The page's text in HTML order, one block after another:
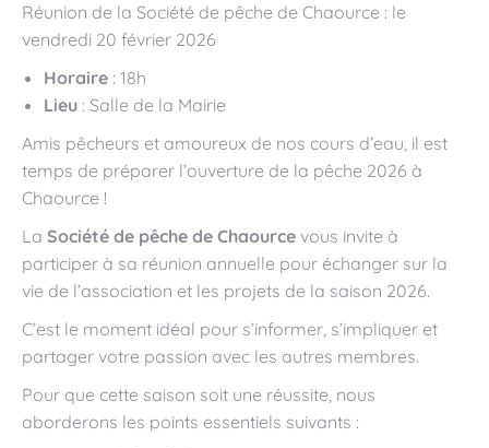
Réunion de la Société de pêche de Chaource : le
vendredi 20 février 2026
Horaire : 18h
Lieu : Salle de la Mairie
Amis pêcheurs et amoureux de nos cours d’eau, il est
temps de préparer l’ouverture de la pêche 2026 à
Chaource !
La Société de pêche de Chaource vous invite à
participer à sa réunion annuelle pour échanger sur la
vie de l’association et les projets de la saison 2026.
C’est le moment idéal pour s’informer, s’impliquer et
partager votre passion avec les autres membres.
Pour que cette saison soit une réussite, nous
aborderons les points essentiels suivants :